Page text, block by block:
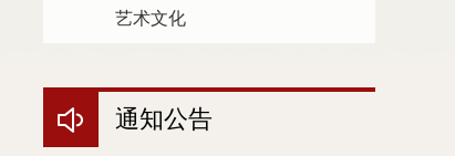
艺术文化
通知公告